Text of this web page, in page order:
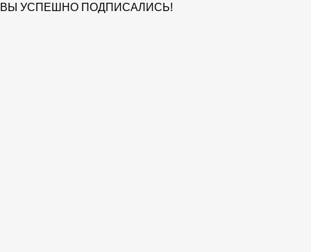
ВЫ УСПЕШНО ПОДПИСАЛИСЬ!